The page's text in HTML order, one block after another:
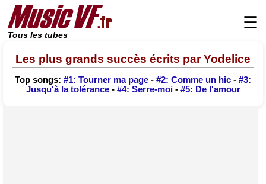
Tous les tubes
☰
Les plus grands succès écrits par Yodelice
Top songs: #1: Tourner ma page - #2: Comme un hic - #3:
Jusqu'à la tolérance- #4: Serre-moi- #5: De l'amour